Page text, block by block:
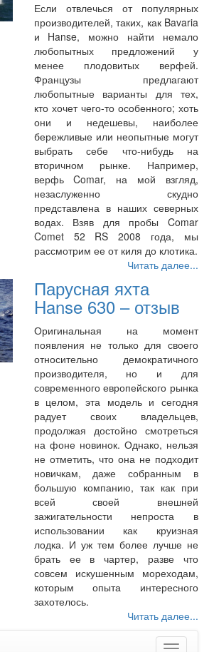
Если отвлечься от популярных
производителей, таких, как Bavaria
и Hanse, можно найти немало
любопытных предложений у
менее плодовитых верфей.
Французы предлагают
любопытные варианты для тех,
кто хочет чего-то особенного; хоть
они и недешевы, наиболее
бережливые или неопытные могут
выбрать себе что-нибудь на
вторичном рынке. Например,
верфь Comar, на мой взгляд,
незаслуженно скудно
представлена в наших северных
водах. Взяв для пробы Comar
Comet 52 RS 2008 года, мы
рассмотрим ее от киля до клотика.
Читать далее...
Парусная яхта
Hanse 630 – отзыв
Оригинальная на момент
появления не только для своего
относительно демократичного
производителя, но и для
современного европейского рынка
в целом, эта модель и сегодня
радует своих владельцев,
продолжая достойно смотреться
на фоне новинок. Однако, нельзя
не отметить, что она не подходит
новичкам, даже собранным в
большую компанию, так как при
всей своей внешней
зажигательности непроста в
использовании как круизная
лодка. И уж тем более лучше не
брать ее в чартер, разве что
совсем искушенным мореходам,
которым опыта интересного
захотелось.
Читать далее...